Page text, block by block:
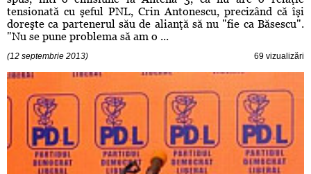
tensionată cu şeful PNL, Crin Antonescu, precizând că îşi
doreşte ca partenerul său de alianţă să nu "fie ca Băsescu".
"Nu se pune problema să am o ...
(12 septembrie 2013) 69 vizualizări